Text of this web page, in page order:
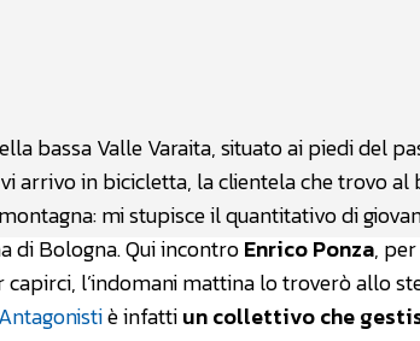
bassa Valle Varaita, situato ai piedi del
arrivo in bicicletta, la clientela che trovo al
mi stupisce il quantitativo di
di Bologna. Qui incontroEnrico Ponza,
capirci, l’indomani mattina lo troverò allo
Antagonistiè infattiun collettivo che